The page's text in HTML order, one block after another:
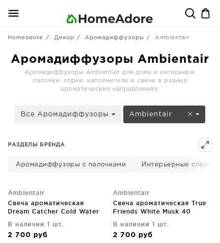
Homeadore Декор Аромадиффузоры Ambientair
Аромадиффузоры Ambientair
Аромадиффузоры Ambientair для дома и интерьера:
палочки, спреи, наполнители и свечи в разных
ароматических направлениях.
Все Аромадиффузоры Ambientair
РАЗДЕЛЫ БРЕНДА
Аромадиффузоры с палочками Интерьерные спреи
Ambientair
Свеча ароматическая
Dream Catcher Cold Water
В наличии 1 шт.
2 700 руб
Ambientair
Свеча ароматическая True
Friends White Musk 40
В наличии 1 шт.
2 700 руб